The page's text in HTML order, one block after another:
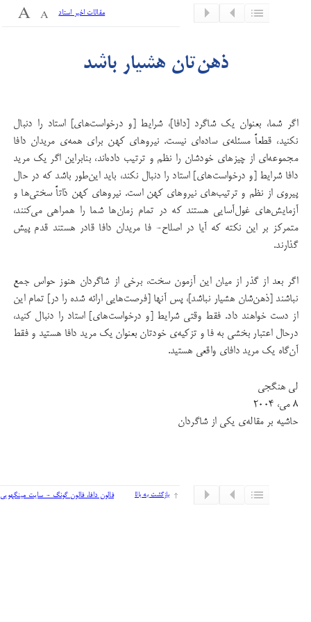
مقالات اخیر استاد
ذهن‌تان هشیار باشد
اگر شما، بعنوان یک شاگرد [دافا]، شرایط [و درخواست‌های] استاد را دنبال
نکنید، قطعاً مسئله‌ی ساده‌ای نیست. نیروهای کهن برای همه‌ی مریدان دافا
مجموعه‌ای از چیزهای خودشان را نظم و ترتیب داده‌اند، بنابراین اگر یک مرید
دافا شرایط [و درخواست‌های] استاد را دنبال نکند، باید این‌طور باشد که در حال
پیروی از نظم و ترتیب‌های نیروهای کهن است. نیروهای کهن ذاتاً سختی‌ها و
آزمایش‌های غول‌آسایی هستند که در تمام زمان‌ها شما را همراهی می‌کنند،
متمرکز بر این نکته که آیا در اصلاح- فا مریدان دافا قادر هستند قدم پیش
گذارند.
اگر بعد از گذر از میان این آزمون سخت، برخی از شاگردان هنوز حواس جمع
نباشند [ذهن‌شان هشیار نباشد]، پس آنها [فرصت‌هایی ارائه شده را در] تمام این
از دست خواهند داد. فقط وقتی شرایط [و درخواست‌های] استاد را دنبال کنید،
درحال اعتبار بخشی به فا و تزکیه‌ی خودتان بعنوان یک مرید دافا هستید و فقط
آن‌گاه یک مرید دافای واقعی هستید.
لی هنگجی
۸ می، ۲۰۰۴
حاشیه‌ بر مقاله‌ی یکی از شاگردان
فالون دافا، فالون گونگ - سایت مینگهویی بازگشت به بالا